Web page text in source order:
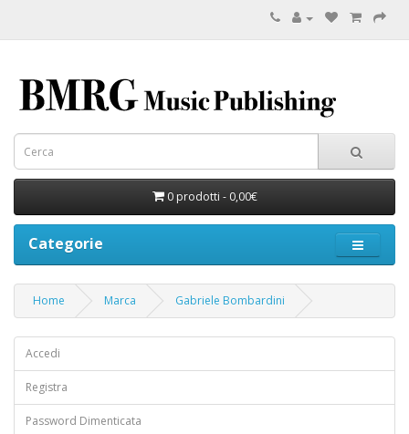
0 prodotti - 0,00€
Categorie
Home Marca Gabriele Bombardini
Accedi
Registra
Password Dimenticata